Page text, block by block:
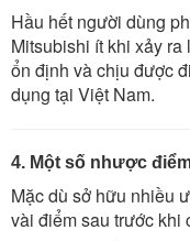
Hầu hết người dùng
Mitsubishi ít khi xảy ra
ổn định và chịu được
dụng tại Việt Nam.
4. Một số nhược
Mặc dù sở hữu nhiều
vài điểm sau trước khi